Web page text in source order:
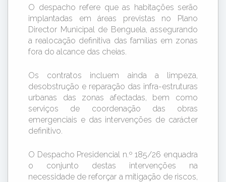
O despacho refere que as habitações serão
implantadas em áreas previstas no Plano
Director Municipal de Benguela, assegurando
a realocação definitiva das famílias em zonas
fora do alcance das cheias.
Os contratos incluem ainda a limpeza,
desobstrução e reparação das infra-estruturas
urbanas das zonas afectadas, bem como
serviços de coordenação das obras
emergenciais e das intervenções de carácter
definitivo.
O Despacho Presidencial n.º 185/26 enquadra
o conjunto destas intervenções na
necessidade de reforçar a mitigação de riscos,